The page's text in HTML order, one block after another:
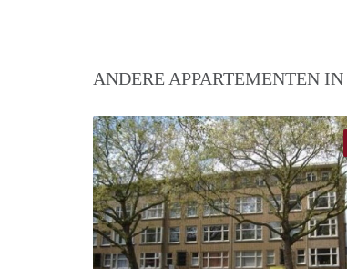
ANDERE APPARTEMENTEN IN